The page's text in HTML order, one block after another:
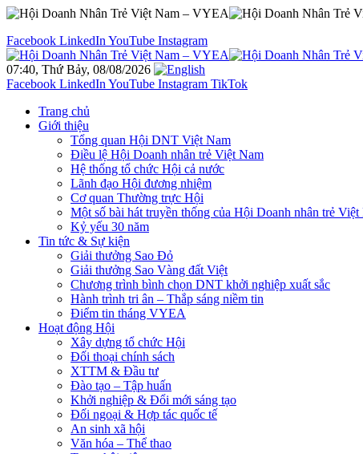
Facebook LinkedIn YouTube Instagram
07:40, Thứ Bảy, 08/08/2026
Facebook LinkedIn YouTube Instagram TikTok
Trang chủ
Giới thiệu
Tổng quan Hội DNT Việt Nam
Điều lệ Hội Doanh nhân trẻ Việt Nam
Hệ thống tổ chức Hội cả nước
Lãnh đạo Hội đương nhiệm
Cơ quan Thường trực Hội
Một số bài hát truyền thống của Hội Doanh nhân trẻ Việt
Kỷ yếu 30 năm
Tin tức & Sự kiện
Giải thưởng Sao Đỏ
Giải thưởng Sao Vàng đất Việt
Chương trình bình chọn DNT khởi nghiệp xuất sắc
Hành trình tri ân – Thắp sáng niềm tin
Điểm tin tháng VYEA
Hoạt động Hội
Xây dựng tổ chức Hội
Đối thoại chính sách
XTTM & Đầu tư
Đào tạo – Tập huấn
Khởi nghiệp & Đổi mới sáng tạo
Đối ngoại & Hợp tác quốc tế
An sinh xã hội
Văn hóa – Thể thao